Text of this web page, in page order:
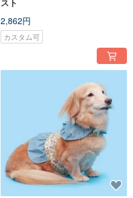
2,862円
カスタム可